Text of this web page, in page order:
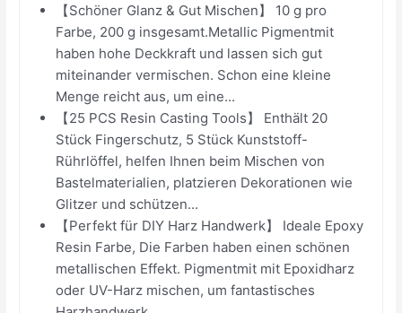
【Schöner Glanz & Gut Mischen】 10 g pro
Farbe, 200 g insgesamt.Metallic Pigmentmit
haben hohe Deckkraft und lassen sich gut
miteinander vermischen. Schon eine kleine
Menge reicht aus, um eine...
【25 PCS Resin Casting Tools】 Enthält 20
Stück Fingerschutz, 5 Stück Kunststoff-
Rührlöffel, helfen Ihnen beim Mischen von
Bastelmaterialien, platzieren Dekorationen wie
Glitzer und schützen...
【Perfekt für DIY Harz Handwerk】 Ideale Epoxy
Resin Farbe, Die Farben haben einen schönen
metallischen Effekt. Pigmentmit mit Epoxidharz
oder UV-Harz mischen, um fantastisches